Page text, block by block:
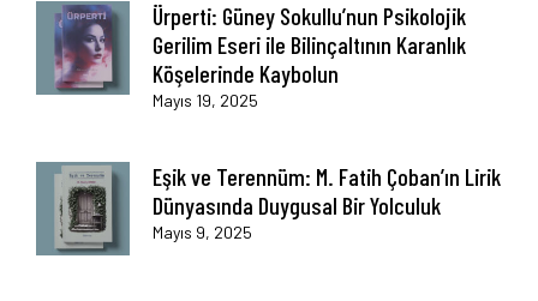
Ürperti: Güney Sokullu’nun Psikolojik
Gerilim Eseri ile Bilinçaltının Karanlık
Köşelerinde Kaybolun
Mayıs 19, 2025
Eşik ve Terennüm: M. Fatih Çoban’ın Lirik
Dünyasında Duygusal Bir Yolculuk
Mayıs 9, 2025